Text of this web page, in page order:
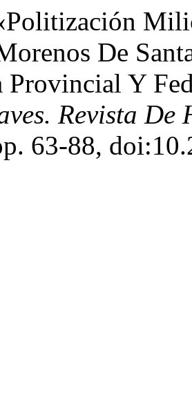
De
Provincial Y
Revista De
63-88,